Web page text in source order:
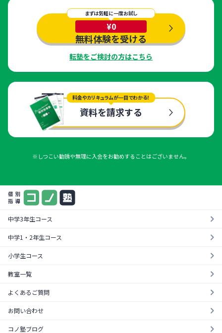
まずは気軽に一度お試し
¥0
無料体験を受ける
転塾をご検討の方はこちら
料金やカリキュラムが一目でわかる！
資料を請求する
※しつこい勧誘や無理に入会をお勧めすることはございません。
中学3年生コース
中学1・2年生コース
小学生コース
教室一覧
よくあるご質問
お問い合わせ
コノ塾ブログ